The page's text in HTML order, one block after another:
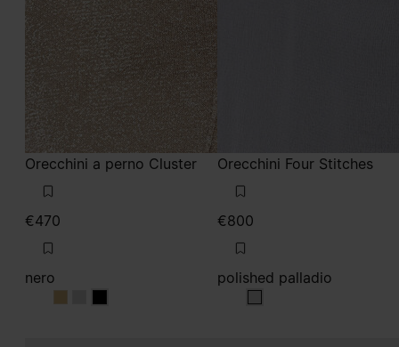
Orecchini a perno Cluster
€470
nero
nero neronero
Orecchini Four Stitches
€800
polished palladio
polished palladio